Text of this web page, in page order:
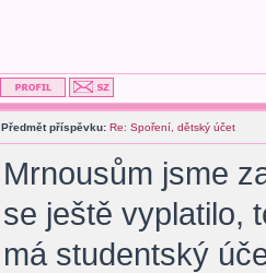
Předmět příspěvku: Re: Spoření, dětský účet
Mrnousům jsme
se ještě vyplatilo,
má studentský